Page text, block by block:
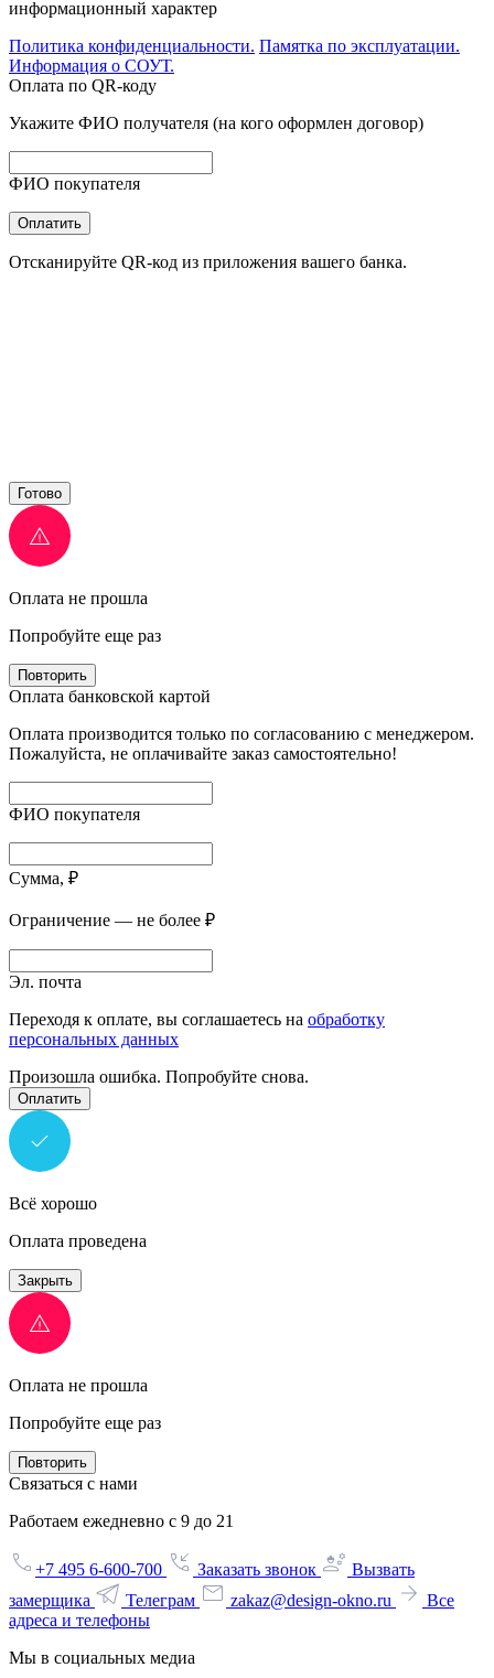
информационный характер
Политика конфиденциальности. Памятка по эксплуатации.
Информация о СОУТ.
Оплата по QR-коду
Укажите ФИО получателя (на кого оформлен договор)
ФИО покупателя
Оплатить
Отсканируйте QR-код из приложения вашего банка.
Готово
Оплата не прошла
Попробуйте еще раз
Повторить
Оплата банковской картой
Оплата производится только по согласованию с менеджером.
Пожалуйста, не оплачивайте заказ самостоятельно!
ФИО покупателя
Сумма, ₽
Ограничение — не более ₽
Эл. почта
Переходя к оплате, вы соглашаетесь на обработку
персональных данных
Произошла ошибка. Попробуйте снова.
Оплатить
Всё хорошо
Оплата проведена
Закрыть
Оплата не прошла
Попробуйте еще раз
Повторить
Связаться с нами
Работаем ежедневно с 9 до 21
+7 495 6-600-700 Заказать звонок
Вызвать
замерщика
Телеграм zakaz@design-okno.ru
Все
адреса и телефоны
Мы в социальных медиа